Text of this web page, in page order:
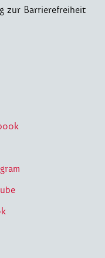
zur Barrierefreiheit